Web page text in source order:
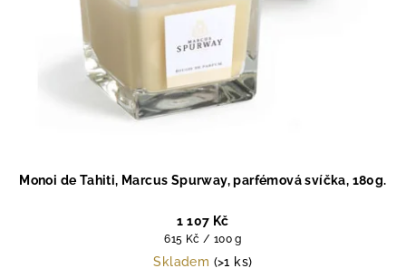
Monoi de Tahiti, Marcus Spurway, parfémová svíčka, 180g.
1 107 Kč
Měrná
cena:
615 Kč / 100 g
Skladem (>1 ks)